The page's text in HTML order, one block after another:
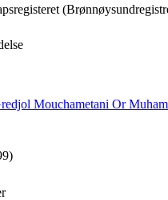
Mouchametani Or
)